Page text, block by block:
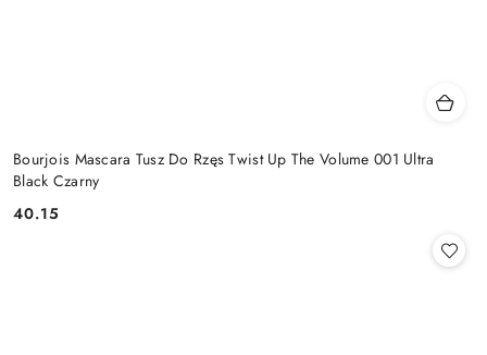
Bourjois Mascara Tusz Do Rzęs Twist Up The Volume 001 Ultra
Black Czarny
Cena:
40.15